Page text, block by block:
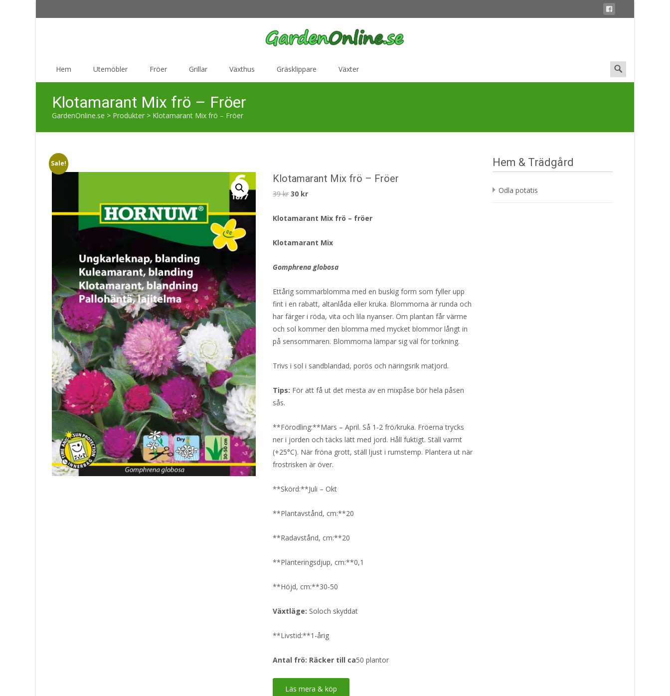
Hem Utemöbler Fröer Grillar Växthus Gräsklippare Växter
Search
for:
Klotamarant Mix frö – Fröer
GardenOnline.se > Produkter > Klotamarant Mix frö – Fröer
Sale!
Klotamarant Mix frö – Fröer
39kr Det
priset
39 kr.
30 krDet
priset
30 kr.
Klotamarant Mix frö – fröer
Klotamarant Mix
Gomphrena globosa
Ettårig sommarblomma med en buskig form som fyller upp
fint i en rabatt, altanlåda eller kruka. Blommorna är runda och
har färger i röda, vita och lila nyanser. Om plantan får värme
och sol kommer den blomma med mycket blommor långt in
på sensommaren. Blommorna lämpar sig väl för torkning.
Trivs i sol i sandblandad, porös och näringsrik matjord.
Tips: För att få ut det mesta av en mixpåse bör hela påsen
sås.
**Förodling:**Mars – April. Så 1-2 frö/kruka. Fröerna trycks
ner i jorden och täcks lätt med jord. Håll fuktigt. Ställ varmt
(+25°C). När fröna grott, ställ ljust i rumstemp. Plantera ut när
frostrisken är över.
**Skörd:**Juli – Okt
**Plantavstånd, cm:**20
**Radavstånd, cm:**20
**Planteringsdjup, cm:**0,1
**Höjd, cm:**30-50
Växtläge: Soloch skyddat
**Livstid:**1-årig
Antal frö: Räcker till ca50 plantor
Läs mera & köp
Hem & Trädgård
Odla potatis